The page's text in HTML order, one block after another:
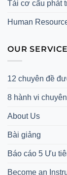
Tái cơ cấu phát
Human
OUR
12 chuyên đề
8 hành vi
About Us
Bài giảng
Báo cáo 5 Ưu
Become an